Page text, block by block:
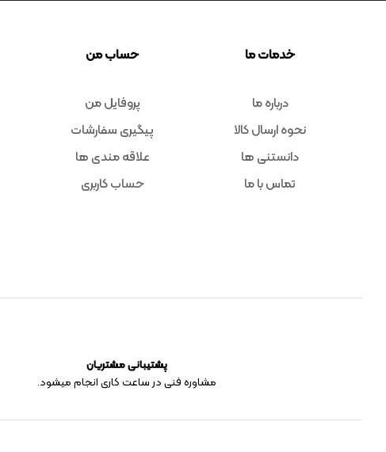
خدمات ما
درباره ما
نحوه ارسال کالا
دانستنی ها
تماس با ما
حساب من
پروفایل من
پیگیری سفارشات
علاقه مندی ها
حساب کاربری
پشتیبانی مشتریان
مشاوره فنی در ساعت کاری انجام میشود.